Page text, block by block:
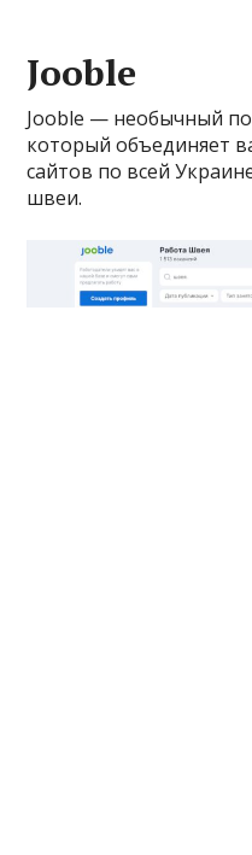
Jooble
Jooble — необычный
который объединяет
сайтов по всей
швеи.